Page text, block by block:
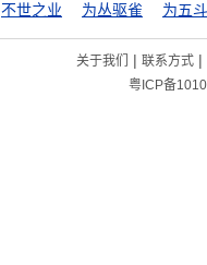
不世之业 为丛驱雀
关于我们 | 联系方式|
粤ICP备